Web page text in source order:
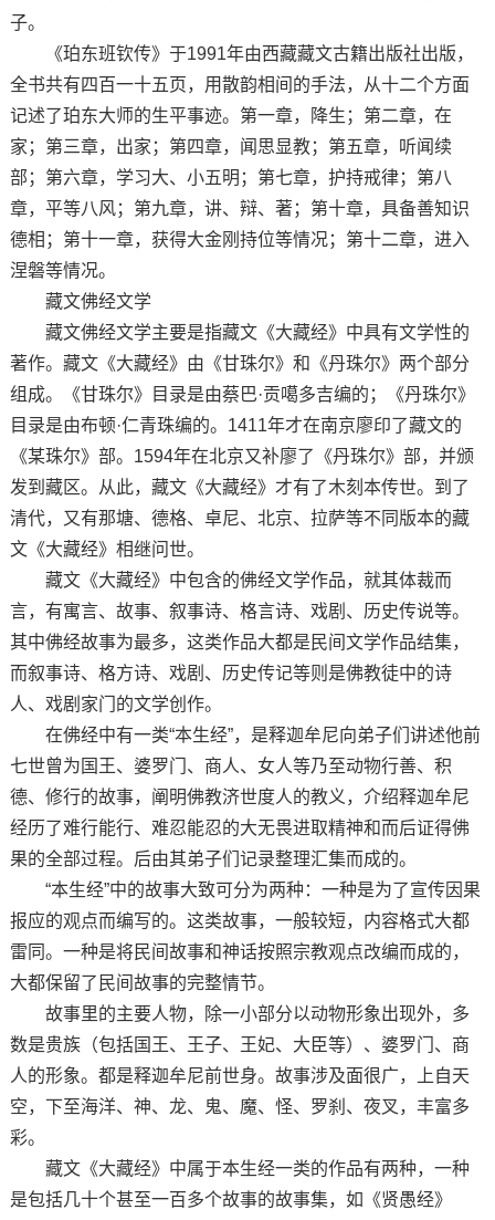
子。
《珀东班钦传》于1991年由西藏藏文古籍出版社出版，
全书共有四百一十五页，用散韵相间的手法，从十二个方面
记述了珀东大师的生平事迹。第一章，降生；第二章，在
家；第三章，出家；第四章，闻思显教；第五章，听闻续
部；第六章，学习大、小五明；第七章，护持戒律；第八
章，平等八风；第九章，讲、辩、著；第十章，具备善知识
德相；第十一章，获得大金刚持位等情况；第十二章，进入
涅磐等情况。
藏文佛经文学
藏文佛经文学主要是指藏文《大藏经》中具有文学性的
著作。藏文《大藏经》由《甘珠尔》和《丹珠尔》两个部分
组成。《甘珠尔》目录是由蔡巴·贡噶多吉编的；《丹珠尔》
目录是由布顿·仁青珠编的。1411年才在南京廖印了藏文的
《某珠尔》部。1594年在北京又补廖了《丹珠尔》部，并颁
发到藏区。从此，藏文《大藏经》才有了木刻本传世。到了
清代，又有那塘、德格、卓尼、北京、拉萨等不同版本的藏
文《大藏经》相继问世。
藏文《大藏经》中包含的佛经文学作品，就其体裁而
言，有寓言、故事、叙事诗、格言诗、戏剧、历史传说等。
其中佛经故事为最多，这类作品大都是民间文学作品结集，
而叙事诗、格方诗、戏剧、历史传记等则是佛教徒中的诗
人、戏剧家门的文学创作。
在佛经中有一类“本生经”，是释迦牟尼向弟子们讲述他前
七世曾为国王、婆罗门、商人、女人等乃至动物行善、积
德、修行的故事，阐明佛教济世度人的教义，介绍释迦牟尼
经历了难行能行、难忍能忍的大无畏进取精神和而后证得佛
果的全部过程。后由其弟子们记录整理汇集而成的。
“本生经”中的故事大致可分为两种：一种是为了宣传因果
报应的观点而编写的。这类故事，一般较短，内容格式大都
雷同。一种是将民间故事和神话按照宗教观点改编而成的，
大都保留了民间故事的完整情节。
故事里的主要人物，除一小部分以动物形象出现外，多
数是贵族（包括国王、王子、王妃、大臣等）、婆罗门、商
人的形象。都是释迦牟尼前世身。故事涉及面很广，上自天
空，下至海洋、神、龙、鬼、魔、怪、罗刹、夜叉，丰富多
彩。
藏文《大藏经》中属于本生经一类的作品有两种，一种
是包括几十个甚至一百多个故事的故事集，如《贤愚经》